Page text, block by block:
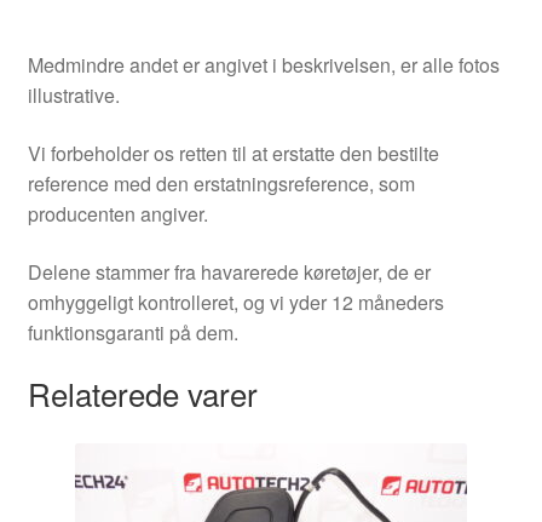
Medmindre andet er angivet i beskrivelsen, er alle fotos
illustrative.
Vi forbeholder os retten til at erstatte den bestilte
reference med den erstatningsreference, som
producenten angiver.
Delene stammer fra havarerede køretøjer, de er
omhyggeligt kontrolleret, og vi yder 12 måneders
funktionsgaranti på dem.
Relaterede varer